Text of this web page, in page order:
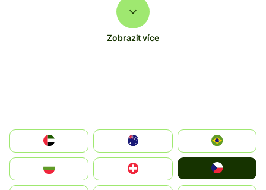
Zobrazit více
الإمارات العربية المتحدة
Switzerland